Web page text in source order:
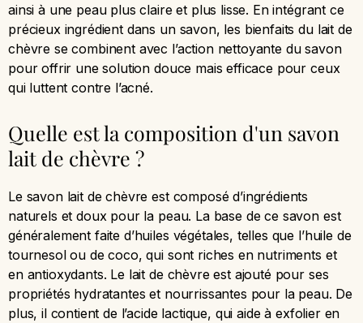
ainsi à une peau plus claire et plus lisse. En intégrant ce
précieux ingrédient dans un savon, les bienfaits du lait de
chèvre se combinent avec l’action nettoyante du savon
pour offrir une solution douce mais efficace pour ceux
qui luttent contre l’acné.
Quelle est la composition d'un savon
lait de chèvre ?
Le savon lait de chèvre est composé d’ingrédients
naturels et doux pour la peau. La base de ce savon est
généralement faite d’huiles végétales, telles que l’huile de
tournesol ou de coco, qui sont riches en nutriments et
en antioxydants. Le lait de chèvre est ajouté pour ses
propriétés hydratantes et nourrissantes pour la peau. De
plus, il contient de l’acide lactique, qui aide à exfolier en